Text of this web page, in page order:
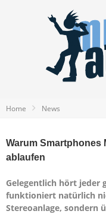
Home News
Warum Smartphones
ablaufen
Gelegentlich hört jeder
funktioniert natürlich
Stereoanlage, sondern